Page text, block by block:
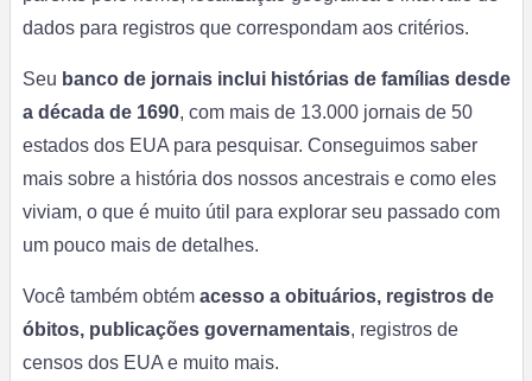
dados para registros que correspondam aos critérios.
Seu banco de jornais inclui histórias de famílias desde
a década de 1690, com mais de 13.000 jornais de 50
estados dos EUA para pesquisar. Conseguimos saber
mais sobre a história dos nossos ancestrais e como eles
viviam, o que é muito útil para explorar seu passado com
um pouco mais de detalhes.
Você também obtém acesso a obituários, registros de
óbitos, publicações governamentais, registros de
censos dos EUA e muito mais.